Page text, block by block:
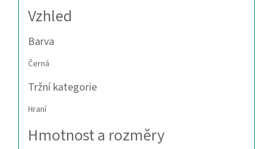
Vzhled
Barva
Černá
Tržní kategorie
Hraní
Hmotnost a rozměry